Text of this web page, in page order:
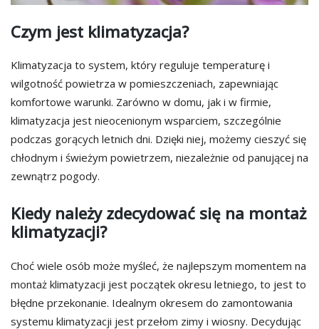
Czym jest klimatyzacja?
Klimatyzacja to system, który reguluje temperaturę i
wilgotność powietrza w pomieszczeniach, zapewniając
komfortowe warunki. Zarówno w domu, jak i w firmie,
klimatyzacja jest nieocenionym wsparciem, szczególnie
podczas gorących letnich dni. Dzięki niej, możemy cieszyć się
chłodnym i świeżym powietrzem, niezależnie od panującej na
zewnątrz pogody.
Kiedy należy zdecydować się na montaż
klimatyzacji?
Choć wiele osób może myśleć, że najlepszym momentem na
montaż klimatyzacji jest początek okresu letniego, to jest to
błędne przekonanie. Idealnym okresem do zamontowania
systemu klimatyzacji jest przełom zimy i wiosny. Decydując